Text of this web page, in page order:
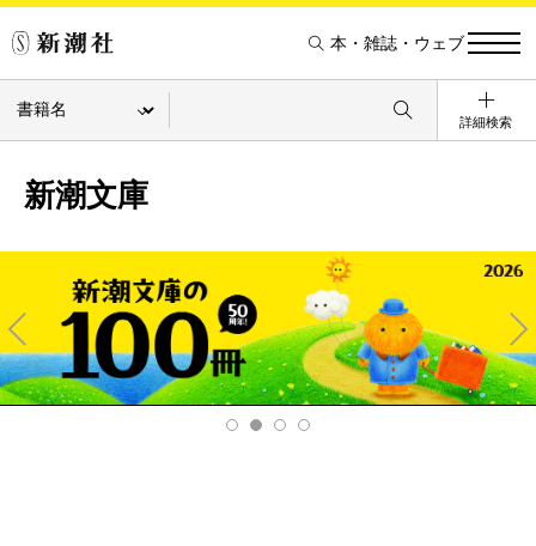
本・雑誌・ウェブ
詳細検索
新潮文庫
Pre
v
Ne
xt